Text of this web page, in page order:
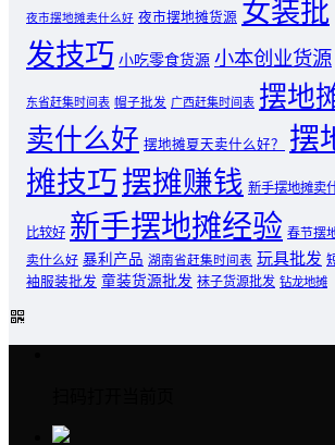
夜市摆地摊卖什么好 夜市摆地摊货源 女装批
发技巧 小吃零食货源 小本创业货源
东省赶集时间表 帽子批发 广西赶集时间表 摆地
卖什么好 摆地摊夏天卖什么好？
摆
摊技巧摆摊赚钱 新手摆地摊卖
比较好 新手摆地摊经验 春节摆
卖什么好 暴利产品 湖南省赶集时间表 玩具批发
袖服装批发 童装货源批发 袜子货源批发 钻龙地摊